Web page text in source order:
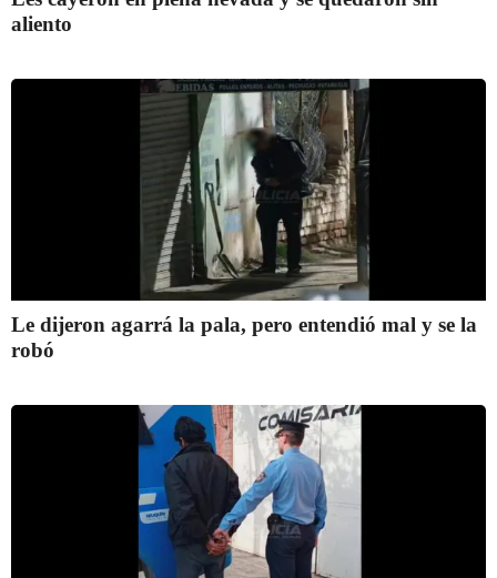
aliento
Le dijeron agarrá la pala, pero entendió mal y se la
robó